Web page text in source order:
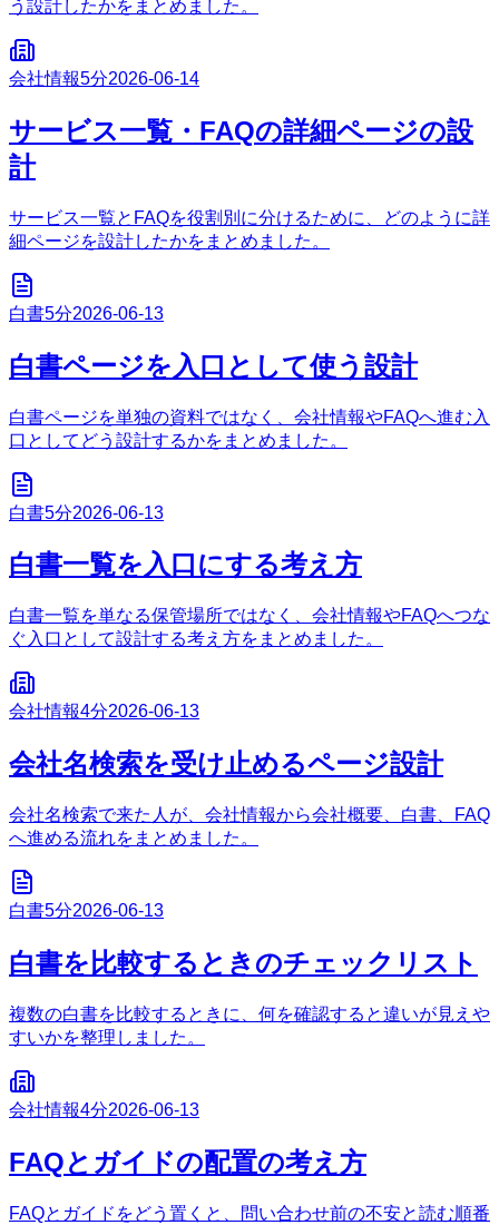
う設計したかをまとめました。
会社情報5分2026-06-14
サービス一覧・FAQの詳細ページの設
計
サービス一覧とFAQを役割別に分けるために、どのように詳
細ページを設計したかをまとめました。
白書5分2026-06-13
白書ページを入口として使う設計
白書ページを単独の資料ではなく、会社情報やFAQへ進む入
口としてどう設計するかをまとめました。
白書5分2026-06-13
白書一覧を入口にする考え方
白書一覧を単なる保管場所ではなく、会社情報やFAQへつな
ぐ入口として設計する考え方をまとめました。
会社情報4分2026-06-13
会社名検索を受け止めるページ設計
会社名検索で来た人が、会社情報から会社概要、白書、FAQ
へ進める流れをまとめました。
白書5分2026-06-13
白書を比較するときのチェックリスト
複数の白書を比較するときに、何を確認すると違いが見えや
すいかを整理しました。
会社情報4分2026-06-13
FAQとガイドの配置の考え方
FAQとガイドをどう置くと、問い合わせ前の不安と読む順番